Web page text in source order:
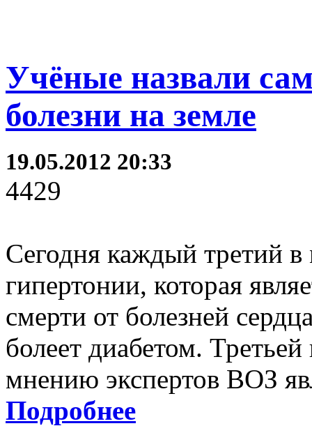
Учёные назвали
болезни на земле
19.05.2012 20:33
4429
Сегодня каждый третий в
гипертонии, которая
смерти от болезней
болеет диабетом.
мнению экспертов ВОЗ
Подробнее